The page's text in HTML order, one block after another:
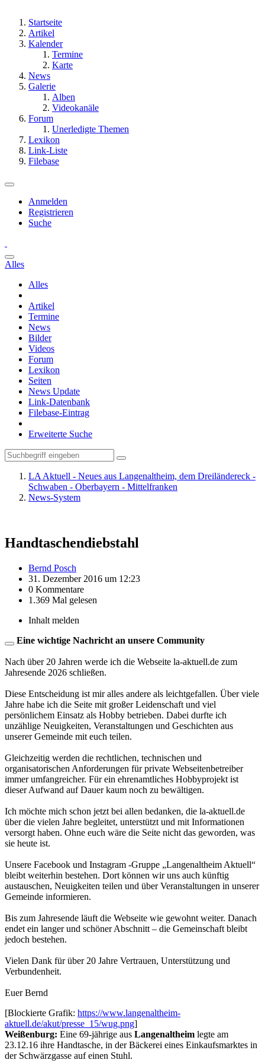
Startseite
Artikel
Kalender
Termine
Karte
News
Galerie
Alben
Videokanäle
Forum
Unerledigte Themen
Lexikon
Link-Liste
Filebase
Anmelden
Registrieren
Suche
Alles
Alles
Artikel
Termine
News
Bilder
Videos
Forum
Lexikon
Seiten
News Update
Link-Datenbank
Filebase-Eintrag
Erweiterte Suche
LA Aktuell - Neues aus Langenaltheim, dem Dreiländereck -
Schwaben - Oberbayern - Mittelfranken
News-System
Handtaschendiebstahl
Bernd Posch
31. Dezember 2016 um 12:23
0 Kommentare
1.369 Mal gelesen
Inhalt melden
Eine wichtige Nachricht an unsere Community
Nach über 20 Jahren werde ich die Webseite la-aktuell.de zum
Jahresende 2026 schließen.
Diese Entscheidung ist mir alles andere als leichtgefallen. Über viele
Jahre habe ich die Seite mit großer Leidenschaft und viel
persönlichem Einsatz als Hobby betrieben. Dabei durfte ich
unzählige Neuigkeiten, Veranstaltungen und Geschichten aus
unserer Gemeinde mit euch teilen.
Gleichzeitig werden die rechtlichen, technischen und
organisatorischen Anforderungen für private Webseitenbetreiber
immer umfangreicher. Für ein ehrenamtliches Hobbyprojekt ist
dieser Aufwand auf Dauer kaum noch zu bewältigen.
Ich möchte mich schon jetzt bei allen bedanken, die la-aktuell.de
über die vielen Jahre begleitet, unterstützt und mit Informationen
versorgt haben. Ohne euch wäre die Seite nicht das geworden, was
sie heute ist.
Unsere Facebook und Instagram -Gruppe „Langenaltheim Aktuell“
bleibt weiterhin bestehen. Dort können wir uns auch künftig
austauschen, Neuigkeiten teilen und über Veranstaltungen in unserer
Gemeinde informieren.
Bis zum Jahresende läuft die Webseite wie gewohnt weiter. Danach
endet ein langer und schöner Abschnitt – die Gemeinschaft bleibt
jedoch bestehen.
Vielen Dank für über 20 Jahre Vertrauen, Unterstützung und
Verbundenheit.
Euer Bernd
[Blockierte Grafik: https://www.langenaltheim-
aktuell.de/akut/presse_15/wug.png]
Weißenburg: Eine 69-jährige aus Langenaltheim legte am
23.12.16 ihre Handtasche, in der Bäckerei eines Einkaufsmarktes in
der Schwärzgasse auf einen Stuhl.